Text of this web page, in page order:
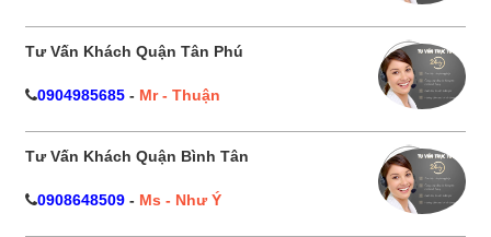
Tư Vấn Khách Quận Tân Phú
0904985685 - Mr - Thuận
Tư Vấn Khách Quận Bình Tân
0908648509 - Ms - Như Ý